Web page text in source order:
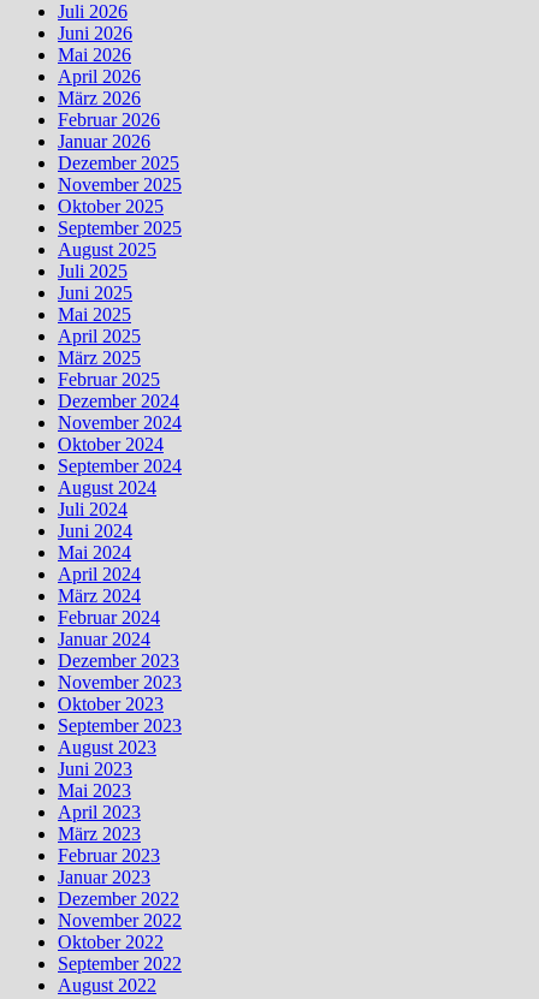
Juli 2026
Juni 2026
Mai 2026
April 2026
März 2026
Februar 2026
Januar 2026
Dezember 2025
November 2025
Oktober 2025
September 2025
August 2025
Juli 2025
Juni 2025
Mai 2025
April 2025
März 2025
Februar 2025
Dezember 2024
November 2024
Oktober 2024
September 2024
August 2024
Juli 2024
Juni 2024
Mai 2024
April 2024
März 2024
Februar 2024
Januar 2024
Dezember 2023
November 2023
Oktober 2023
September 2023
August 2023
Juni 2023
Mai 2023
April 2023
März 2023
Februar 2023
Januar 2023
Dezember 2022
November 2022
Oktober 2022
September 2022
August 2022